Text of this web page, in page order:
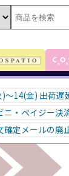
～14(金) 出荷遅
ニ・ペイジー決
確定メールの廃